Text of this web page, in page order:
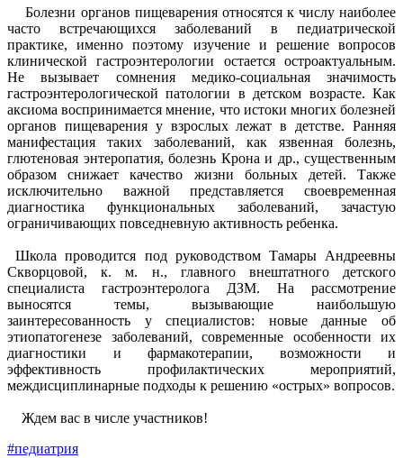
Болезни органов пищеварения относятся к числу наиболее
часто встречающихся заболеваний в педиатрической
практике, именно поэтому изучение и решение вопросов
клинической гастроэнтерологии остается остроактуальным.
Не вызывает сомнения медико-социальная значимость
гастроэнтерологической патологии в детском возрасте. Как
аксиома воспринимается мнение, что истоки многих болезней
органов пищеварения у взрослых лежат в детстве. Ранняя
манифестация таких заболеваний, как язвенная болезнь,
глютеновая энтеропатия, болезнь Крона и др., существенным
образом снижает качество жизни больных детей. Также
исключительно важной представляется своевременная
диагностика функциональных заболеваний, зачастую
ограничивающих повседневную активность ребенка.
Школа проводится под руководством Тамары Андреевны
Скворцовой, к. м. н., главного внештатного детского
специалиста гастроэнтеролога ДЗМ. На рассмотрение
выносятся темы, вызывающие наибольшую
заинтересованность у специалистов: новые данные об
этиопатогенезе заболеваний, современные особенности их
диагностики и фармакотерапии, возможности и
эффективность профилактических мероприятий,
междисциплинарные подходы к решению «острых» вопросов.
Ждем вас в числе участников!
#педиатрия